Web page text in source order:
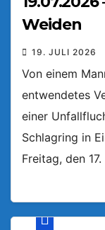
Weiden
19. JULI 2026
Von einem
entwendetes
einer
Schlagring in
Freitag, den